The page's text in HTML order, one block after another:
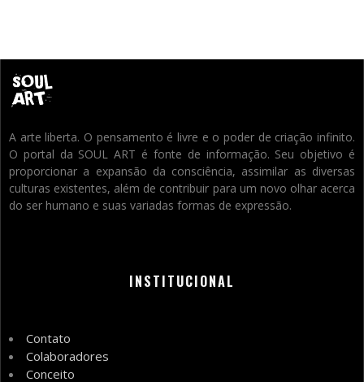
A arte liberta. O pensamento é livre e o poder de criação infinito.
O portal da SOUL ART é fonte de informação. Seu objetivo é
proporcionar a expansão da consciência, assimilar as diversas
culturas existentes, além de contribuir para um novo olhar acerca
do ser humano e suas variadas formas de expressão.
INSTITUCIONAL
Contato
Colaboradores
Conceito